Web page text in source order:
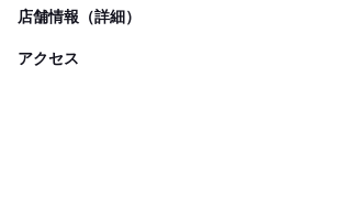
店舗情報（詳細）
アクセス